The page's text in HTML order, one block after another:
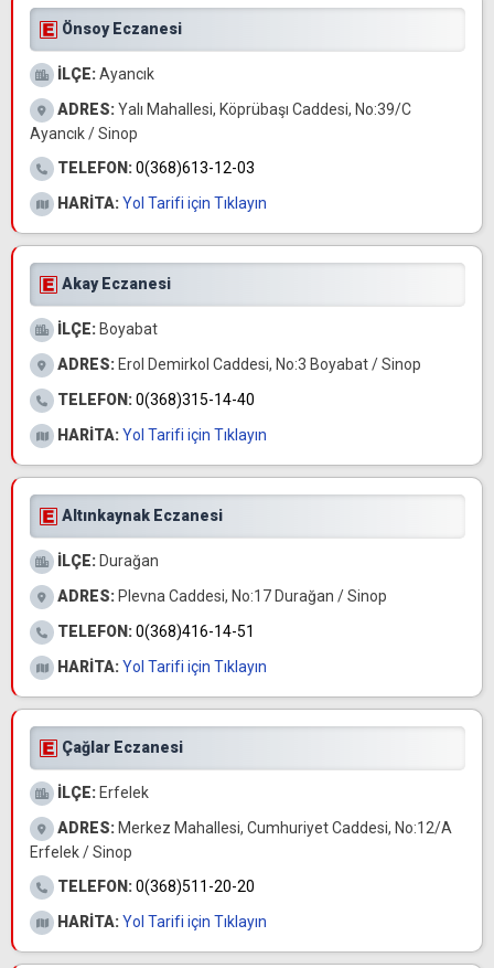
Önsoy Eczanesi
İLÇE:Ayancık
ADRES:Yalı Mahallesi, Köprübaşı Caddesi, No:39/C
Ayancık / Sinop
TELEFON:0(368)613-12-03
HARİTA:Yol Tarifi için Tıklayın
Akay Eczanesi
İLÇE: Boyabat
ADRES: Erol Demirkol Caddesi, No:3 Boyabat / Sinop
TELEFON:0(368)315-14-40
HARİTA:Yol Tarifi için Tıklayın
Altınkaynak Eczanesi
İLÇE: Durağan
ADRES: Plevna Caddesi, No:17 Durağan / Sinop
TELEFON:0(368)416-14-51
HARİTA:Yol Tarifi için Tıklayın
Çağlar Eczanesi
İLÇE: Erfelek
ADRES: Merkez Mahallesi, Cumhuriyet Caddesi, No:12/A
Erfelek / Sinop
TELEFON:0(368)511-20-20
HARİTA:Yol Tarifi için Tıklayın